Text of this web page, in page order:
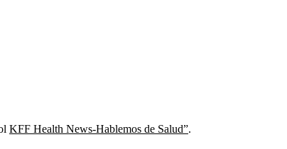
KFF Health News-Hablemos de Salud”.